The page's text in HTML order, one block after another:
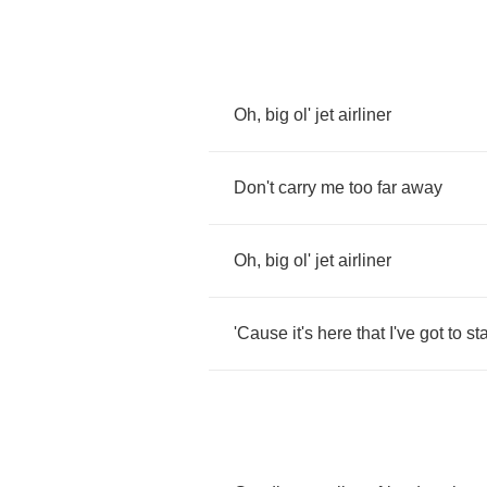
Oh, big ol' jet airliner
Don't carry me too far away
Oh, big ol' jet airliner
'Cause it's here that I've got to